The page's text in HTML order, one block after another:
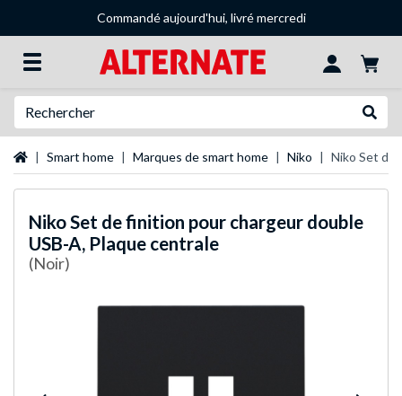
Commandé aujourd'hui, livré mercredi
Page d'accueil
Smart home Marques de smart home Niko Niko Set de
NikoSet de finition pour chargeur double
USB-A, Plaque centrale
(Noir)